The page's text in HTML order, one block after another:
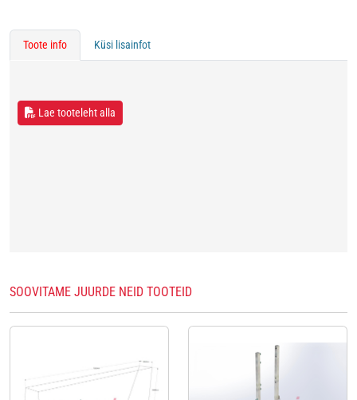
Toote info Küsi lisainfot
Lae tooteleht alla
SOOVITAME JUURDE NEID TOOTEID